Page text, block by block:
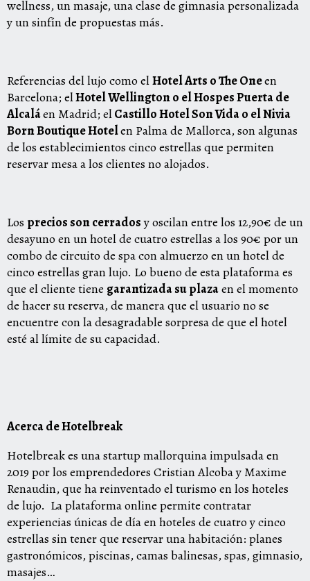
wellness, un masaje, una clase de gimnasia personalizada
y un sinfín de propuestas más.
Referencias del lujo como elHotel Arts o The Oneen
Barcelona; elHotel Wellington o el Hospes Puerta de
Alcaláen Madrid; elCastillo Hotel Son Vida o el Nivia
Born Boutique Hotelen Palma de Mallorca,son algunas
de los establecimientos cinco estrellas que permiten
reservar mesa a los clientes no alojados.
Los precios son cerradosy oscilan entre los 12,90€ de un
desayuno en un hotel de cuatro estrellas a los 90€ por un
combo de circuito de spa con almuerzo en un hotel de
cinco estrellas gran lujo. Lo bueno de esta plataforma es
que el cliente tiene garantizada su plazaen el momento
de hacer su reserva, de manera que el usuario no se
encuentre con la desagradable sorpresa de que el hotel
esté al límite de su capacidad.
Acerca de Hotelbreak
Hotelbreak es una startup mallorquina impulsada en
2019 por los emprendedores Cristian Alcoba y Maxime
Renaudin, que ha reinventado el turismo en los hoteles
de lujo. La plataforma online permite contratar
experiencias únicas de día en hoteles de cuatro y cinco
estrellas sin tener que reservar una habitación: planes
gastronómicos, piscinas, camas balinesas, spas, gimnasio,
masajes…